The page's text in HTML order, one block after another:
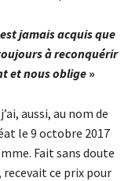
jamais acquis que
à reconquérir
et nous oblige »
aussi, au nom de
le 9 octobre 2017
Fait sans doute
recevait ce prix pour